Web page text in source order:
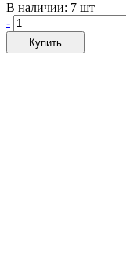
В наличии: 7 шт
-
Купить